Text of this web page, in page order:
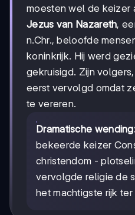
moesten wel de keizer
Jezus van Nazareth,
n.Chr., beloofde
koninkrijk. Hij werd
gekruisigd. Zijn
eerst vervolgd omdat
te vereren.
Dramatische
bekeerde keizer
christendom -
vervolgde religie de
het machtigste rijk